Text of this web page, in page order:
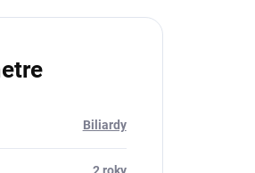
Biliardy
2 roky